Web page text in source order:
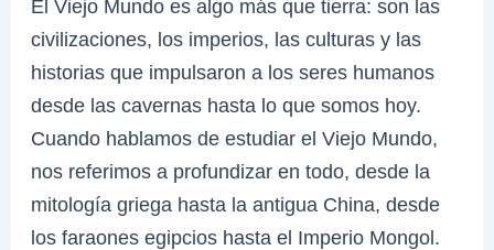
El Viejo Mundo es algo más que tierra: son las
civilizaciones, los imperios, las culturas y las
historias que impulsaron a los seres humanos
desde las cavernas hasta lo que somos hoy.
Cuando hablamos de estudiar el Viejo Mundo,
nos referimos a profundizar en todo, desde la
mitología griega hasta la antigua China, desde
los faraones egipcios hasta el Imperio Mongol.